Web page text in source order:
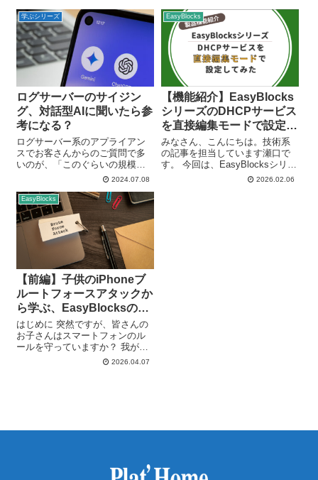
学ぶシリーズ
ログサーバーのサイジン
グ、対話型AIに聞いたら参
考になる？
ログサーバー系のアプライアン
スでお客さんからのご質問で多
いのが、「このぐらいの規模の
ネットワークだとどのくらいの
ーバーのストレージ容量はどの
くらい必要なの？」といったご
質問です。 当社も基本的にはお
客様にS...
2024.07.08
EasyBlocks
【機能紹介】EasyBlocks
シリーズのDHCPサービス
を直接編集モードで設定し
てみた
みなさん、こんにちは。技術系
の記事を担当しています瀬口で
す。 今回は、EasyBlocksシリー
ズのDHCPサーバーで設定ファイ
2026.02.06
EasyBlocks
【前編】子供のiPhoneブ
ルートフォースアタックか
ら学ぶ、EasyBlocksの
Web UIログイン監視
はじめに 突然ですが、皆さんの
お子さんはスマートフォンのル
ールを守っていますか？ 我が家
では中学1年生の子供にiPhoneを
2026.04.07